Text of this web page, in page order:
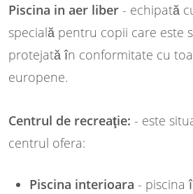
Piscina in aer liber - echipată
specială pentru copii care este
protejată în conformitate cu
europene.
Centrul de recreaţie: - este
centrul ofera:
Piscina interioara - piscina